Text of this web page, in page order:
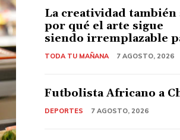
La creatividad también
por qué el arte sigue
siendo irremplazable
TODA TU MAÑANA 7 AGOSTO, 2026
Futbolista Africano a
DEPORTES 7 AGOSTO, 2026